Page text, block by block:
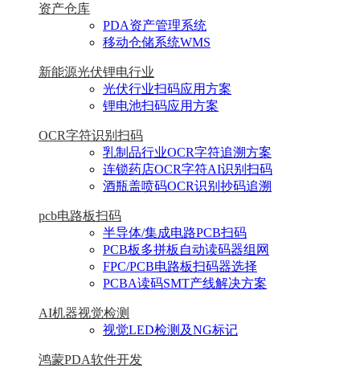
资产仓库
PDA资产管理系统
移动仓储系统WMS
新能源光伏锂电行业
光伏行业扫码应用方案
锂电池扫码应用方案
OCR字符识别扫码
乳制品行业OCR字符追溯方案
连锁药店OCR字符AI识别扫码
酒瓶盖喷码OCR识别抄码追溯
pcb电路板扫码
半导体/集成电路PCB扫码
PCB板多拼板自动读码器组网
FPC/PCB电路板扫码器选择
PCBA读码SMT产线解决方案
AI机器视觉检测
视觉LED检测及NG标记
鸿蒙PDA软件开发